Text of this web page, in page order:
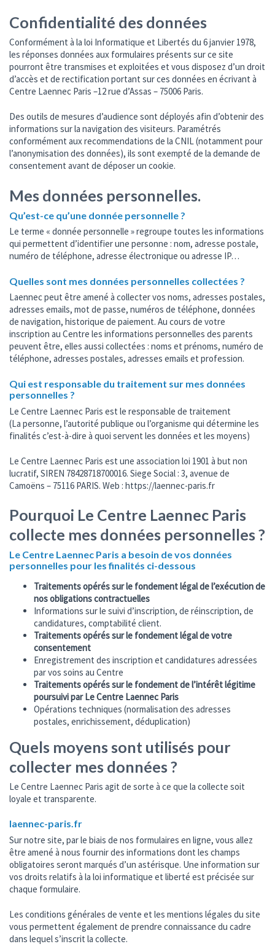
Confidentialité des données
Conformément à la loi Informatique et Libertés du 6 janvier 1978,
les réponses données aux formulaires présents sur ce site
pourront être transmises et exploitées et vous disposez d’un droit
d’accès et de rectification portant sur ces données en écrivant à
Centre Laennec Paris –12 rue d’Assas – 75006 Paris.
Des outils de mesures d’audience sont déployés afin d’obtenir des
informations sur la navigation des visiteurs. Paramétrés
conformément aux recommendations de la CNIL (notamment pour
l’anonymisation des données), ils sont exempté de la demande de
consentement avant de déposer un cookie.
Mes données personnelles.
Qu’est-ce qu’une donnée personnelle ?
Le terme « donnée personnelle » regroupe toutes les informations
qui permettent d’identifier une personne : nom, adresse postale,
numéro de téléphone, adresse électronique ou adresse IP…
Quelles sont mes données personnelles collectées ?
Laennec peut être amené à collecter vos noms, adresses postales,
adresses emails, mot de passe, numéros de téléphone, données
de navigation, historique de paiement. Au cours de votre
inscription au Centre les informations personnelles des parents
peuvent être, elles aussi collectées : noms et prénoms, numéro de
téléphone, adresses postales, adresses emails et profession.
Qui est responsable du traitement sur mes données
personnelles ?
Le Centre Laennec Paris est le responsable de traitement
(La personne, l’autorité publique ou l’organisme qui détermine les
finalités c’est-à-dire à quoi servent les données et les moyens)
Le Centre Laennec Paris est une association loi 1901 à but non
lucratif, SIREN 78428718700016. Siege Social : 3, avenue de
Camoëns – 75116 PARIS. Web : https://laennec-paris.fr
Pourquoi Le Centre Laennec Paris
collecte mes données personnelles ?
Le Centre Laennec Paris a besoin de vos données
personnelles pour les finalités ci-dessous
Traitements opérés sur le fondement légal de l’exécution de
nos obligations contractuelles
Informations sur le suivi d’inscription, de réinscription, de
candidatures, comptabilité client.
Traitements opérés sur le fondement légal de votre
consentement
Enregistrement des inscription et candidatures adressées
par vos soins au Centre
Traitements opérés sur le fondement de l’intérêt légitime
poursuivi par Le Centre Laennec Paris
Opérations techniques (normalisation des adresses
postales, enrichissement, déduplication)
Quels moyens sont utilisés pour
collecter mes données ?
Le Centre Laennec Paris agit de sorte à ce que la collecte soit
loyale et transparente.
laennec-paris.fr
Sur notre site, par le biais de nos formulaires en ligne, vous allez
être amené à nous fournir des informations dont les champs
obligatoires seront marqués d’un astérisque. Une information sur
vos droits relatifs à la loi informatique et liberté est précisée sur
chaque formulaire.
Les conditions générales de vente et les mentions légales du site
vous permettent également de prendre connaissance du cadre
dans lequel s’inscrit la collecte.